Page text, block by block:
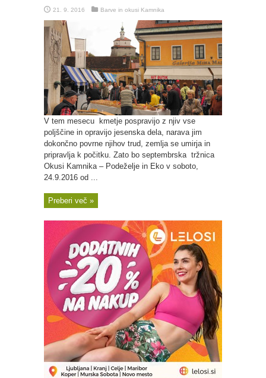
21. 9. 2016 Barve in okusi Kamnika
V tem mesecu kmetje pospravijo z njiv vse
poljščine in opravijo jesenska dela, narava jim
dokončno povrne njihov trud, zemlja se umirja in
pripravlja k počitku. Zato bo septembrska tržnica
Okusi Kamnika – Podeželje in Eko v soboto,
24.9.2016 od ...
Preberi več »